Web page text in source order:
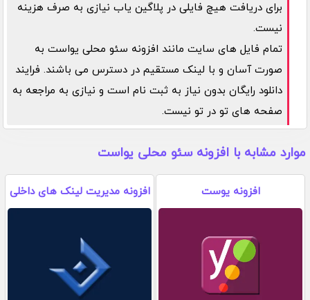
برای دریافت هیچ فایلی در پلاگین یاب نیازی به صرف هزینه
نیست.
تمام فایل های سایت مانند افزونه سئو محلی یواست به
صورت آسان و با لینک مستقیم در دسترس می باشند. فرایند
دانلود رایگان بدون نیاز به ثبت نام است و نیازی به مراجعه به
صفحه های تو در تو نیست.
موارد مشابه با افزونه سئو محلی یواست
افزونه یوست افزونه مدیریت لینک های داخلی